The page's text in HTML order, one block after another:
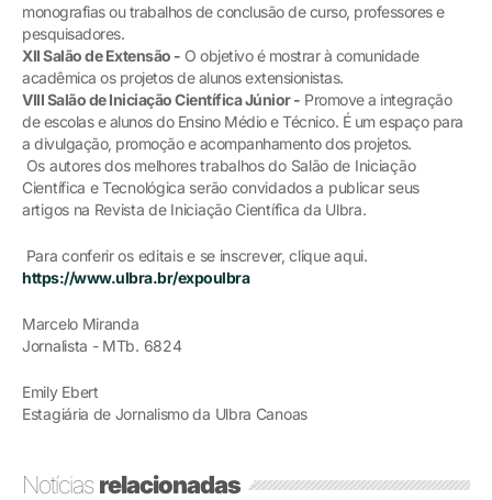
monografias ou trabalhos de conclusão de curso, professores e
pesquisadores.
XII Salão de Extensão - O objetivo é mostrar à comunidade
acadêmica os projetos de alunos extensionistas.
VIII Salão de Iniciação Científica Júnior - Promove a integração
de escolas e alunos do Ensino Médio e Técnico. É um espaço para
a divulgação, promoção e acompanhamento dos projetos.
Os autores dos melhores trabalhos do Salão de Iniciação
Científica e Tecnológica serão convidados a publicar seus
artigos na Revista de Iniciação Científica da Ulbra.
Para conferir os editais e se inscrever, clique aqui.
https://www.ulbra.br/expoulbra
Marcelo Miranda
Jornalista - MTb. 6824
Emily Ebert
Estagiária de Jornalismo da Ulbra Canoas
Notíciasrelacionadas